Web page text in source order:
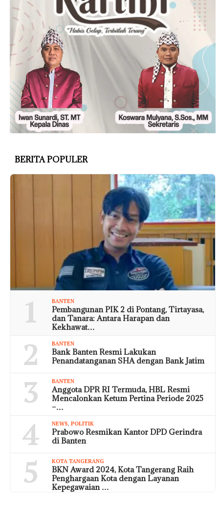
BERITA POPULER
1 BANTEN
Pembangunan PIK 2 di Pontang, Tirtayasa,
dan Tanara: Antara Harapan dan
Kekhawat…
2 BANTEN
Bank Banten Resmi Lakukan
Penandatanganan SHA dengan Bank Jatim
3 BANTEN
Anggota DPR RI Termuda, HBL Resmi
Mencalonkan Ketum Pertina Periode 2025
–…
4 NEWS, POLITIK
Prabowo Resmikan Kantor DPD Gerindra
di Banten
5 KOTA TANGERANG
BKN Award 2024, Kota Tangerang Raih
Penghargaan Kota dengan Layanan
Kepegawaian …